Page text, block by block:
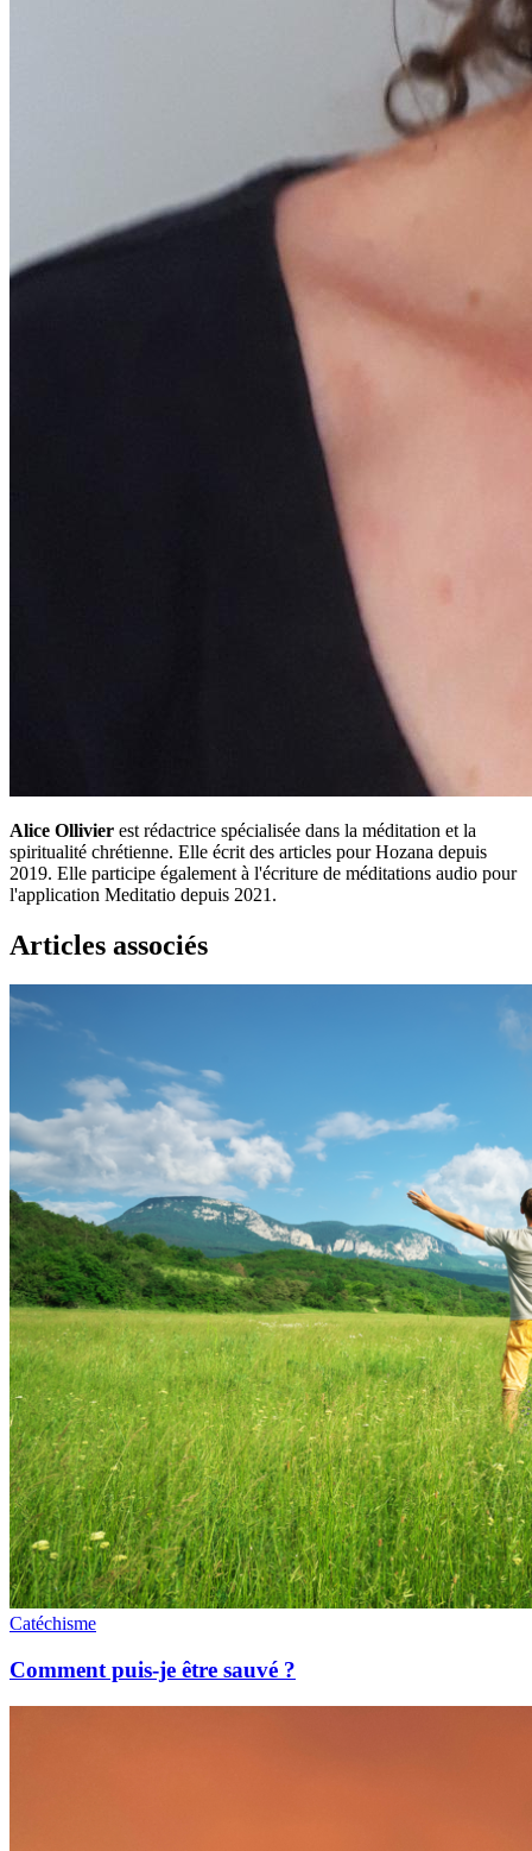
Alice Ollivier est rédactrice spécialisée dans la méditation et la
spiritualité chrétienne. Elle écrit des articles pour Hozana depuis
2019. Elle participe également à l'écriture de méditations audio pour
l'application Meditatio depuis 2021.
Articles associés
Catéchisme
Comment puis-je être sauvé ?